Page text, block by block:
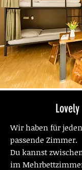
Wir haben für
passende Zimmer.
Du kannst
im